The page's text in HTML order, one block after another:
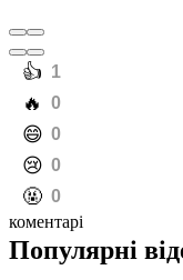
️👍 1
️🔥 0
️😄 0
️😢 0
️🤬 0
коментарі